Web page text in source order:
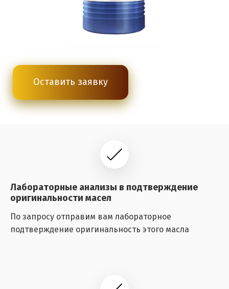
Оставить заявку
Лабораторные анализы в подтверждение
оригинальности масел
По запросу отправим вам лабораторное
подтверждение оригинальность этого масла